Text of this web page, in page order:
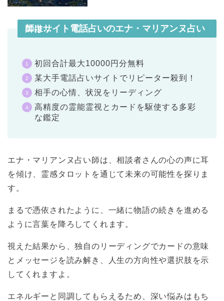
エキサイト電話占いのエナ・マリアンヌ占い師は…
初回合計最大10000円分無料
某大手電話占いサイトでリピーター殺到！
相手の心情、状況をリーディング
高精度の霊能霊視とカードを駆使する多彩
な鑑定
エナ・マリアンヌ占い師は、相談者さんの心の声に耳
を傾け、霊感タロットを通じて未来の可能性を探りま
す。
まるで憑依されたように、一緒に物語の続きを進める
ように言葉を降ろしてくれます。
視えた結果から、独自のリーディングでカードの意味
とメッセージを読み解き、人生の方向性や選択肢を示
してくれますよ。
エネルギーと同調してもらえるため、深い悩みはもち